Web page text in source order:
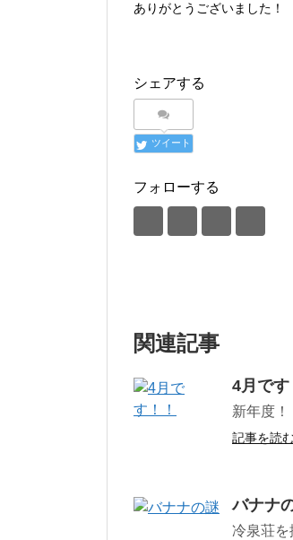
ありがとうございました！
シェアする
ツイート
フォローする
関連記事
4月です
新年度！
記事を読
バナナ
冷泉荘を